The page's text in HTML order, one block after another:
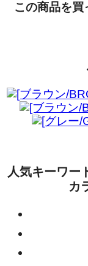
この商品を
人気キーワー
カ